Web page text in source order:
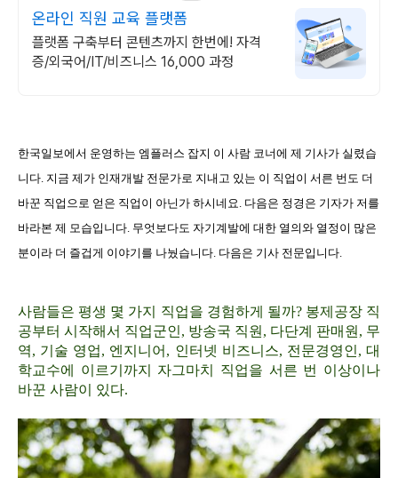
온라인 직원 교육 플랫폼
플랫폼 구축부터 콘텐츠까지 한번에! 자격
증/외국어/IT/비즈니스 16,000 과정
한국일보에서 운영하는 엠플러스 잡지 이 사람 코너에 제 기사가 실렸습
니다. 지금 제가 인재개발 전문가로 지내고 있는 이 직업이 서른 번도 더
바꾼 직업으로 얻은 직업이 아닌가 하시네요. 다음은 정경은 기자가 저를
바라본 제 모습입니다. 무엇보다도 자기계발에 대한 열의와 열정이 많은
분이라 더 즐겁게 이야기를 나눴습니다. 다음은 기사 전문입니다.
사람들은 평생 몇 가지 직업을 경험하게 될까? 봉제공장 직
공부터 시작해서 직업군인, 방송국 직원, 다단계 판매원, 무
역, 기술 영업, 엔지니어, 인터넷 비즈니스, 전문경영인, 대
학교수에 이르기까지 자그마치 직업을 서른 번 이상이나
바꾼 사람이 있다.